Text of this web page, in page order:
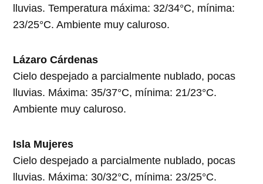
lluvias. Temperatura máxima: 32/34°C, mínima:
23/25°C. Ambiente muy caluroso.
Lázaro Cárdenas
Cielo despejado a parcialmente nublado, pocas
lluvias. Máxima: 35/37°C, mínima: 21/23°C.
Ambiente muy caluroso.
Isla Mujeres
Cielo despejado a parcialmente nublado, pocas
lluvias. Máxima: 30/32°C, mínima: 23/25°C.